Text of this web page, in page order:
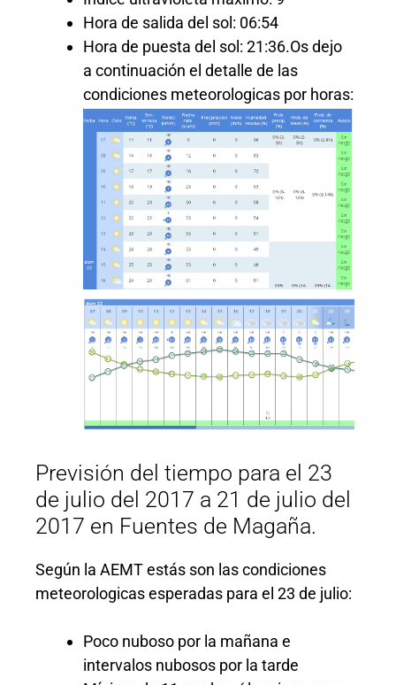
Hora de salida del sol: 06:54
Hora de puesta del sol: 21:36.Os dejo
a continuación el detalle de las
condiciones meteorologicas por horas:
Previsión del tiempo para el 23
de julio del 2017 a 21 de julio del
2017 en Fuentes de Magaña.
Según la AEMT estás son las condiciones
meteorologicas esperadas para el 23 de julio:
Poco nuboso por la mañana e
intervalos nubosos por la tarde